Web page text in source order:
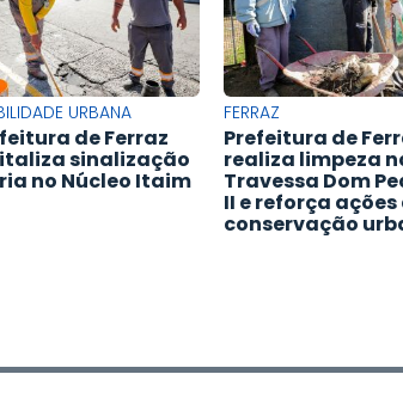
URBANA
de Ferraz
sinalização
no Núcleo Itaim
FERRAZ
Prefeitura de
realiza limpeza
Travessa Dom
II e reforça ações
conservação